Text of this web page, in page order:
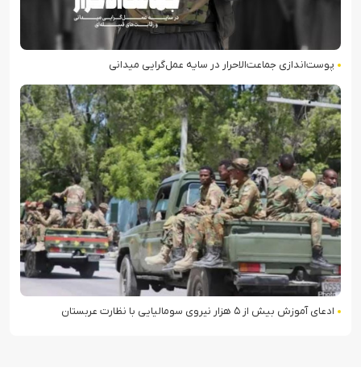
پوست‌اندازی جماعت‌الاحرار در سایه عمل‌گرایی میدانی
ادعای آموزش بیش از ۵ هزار نیروی سومالیایی با نظارت عربستان